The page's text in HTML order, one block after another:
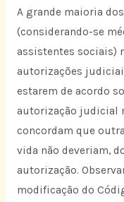
A grande maioria
(considerando-se
assistentes sociais)
autorizações
estarem de acordo
autorização judicial
concordam que
vida não deveriam,
autorização.
modificação do